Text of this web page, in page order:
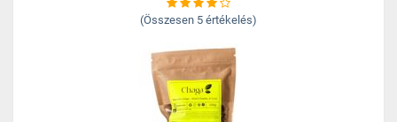
(Összesen 5 értékelés)